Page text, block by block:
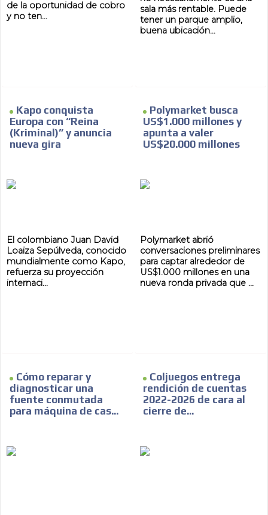
de la oportunidad de cobro
y no ten...
sala más rentable. Puede
tener un parque amplio,
buena ubicación...
Kapo conquista
Europa con “Reina
(Kriminal)” y anuncia
nueva gira
El colombiano Juan David
Loaiza Sepúlveda, conocido
mundialmente como Kapo,
refuerza su proyección
internaci...
Polymarket busca
US$1.000 millones y
apunta a valer
US$20.000 millones
Polymarket abrió
conversaciones preliminares
para captar alrededor de
US$1.000 millones en una
nueva ronda privada que ...
Cómo reparar y
diagnosticar una
fuente conmutada
para máquina de cas...
Coljuegos entrega
rendición de cuentas
2022-2026 de cara al
cierre de...